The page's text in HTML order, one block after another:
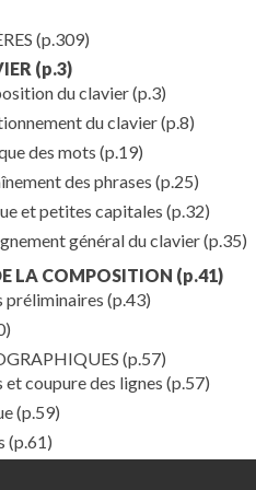
(p.309)
(p.3)
du clavier(p.3)
du clavier(p.8)
des mots (p.19)
des phrases (p.25)
et petites capitales (p.32)
général du clavier(p.35)
LA COMPOSITION (p.41)
préliminaires (p.43)
(p.57)
coupure des lignes (p.57)
(p.59)
(p.61)